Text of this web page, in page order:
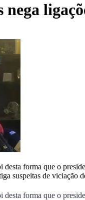
forma que o
suspeitas de
forma que o